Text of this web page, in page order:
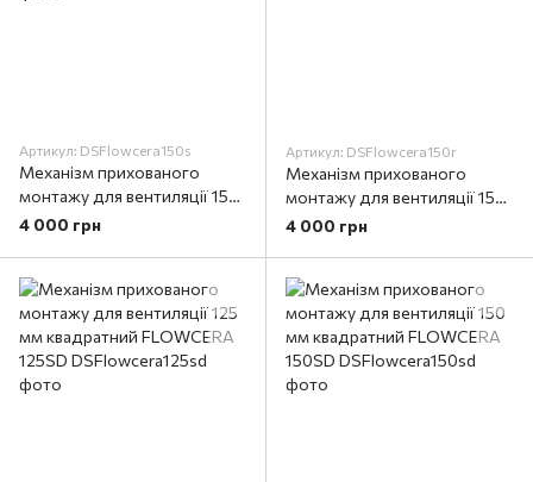
Артикул: DSFlowcera150s
Механізм прихованого
монтажу для вентиляції 150
мм квадратний FLOWCERA
4 000 грн
Артикул: DSFlowcera150r
Механізм прихованого
монтажу для вентиляції 150
мм круглий FLOWCERA 150
4 000 грн